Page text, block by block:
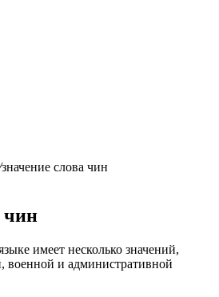
значение слова чин
чин
имеет несколько значений,
военной и административной